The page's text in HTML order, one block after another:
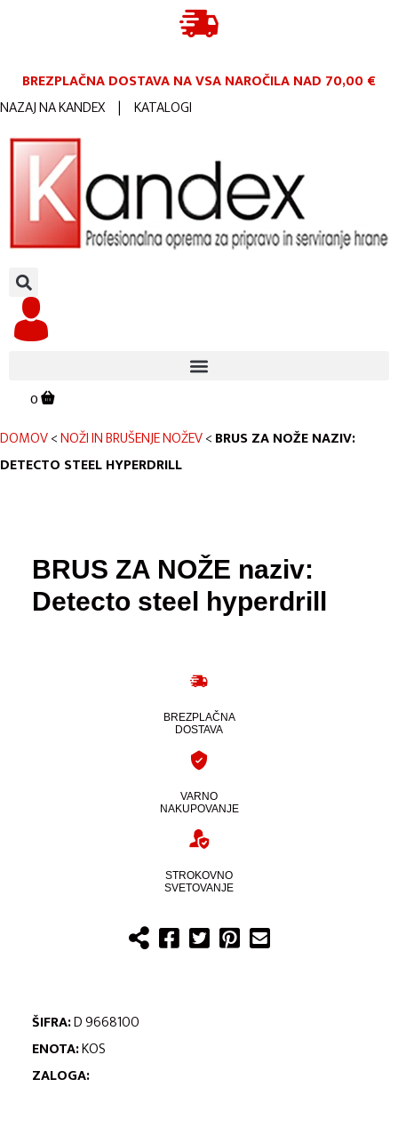
BREZPLAČNA DOSTAVA NA VSA NAROČILANAD 70,00 €
NAZAJ NA KANDEX | KATALOGI
0
DOMOV<NOŽI IN BRUŠENJE NOŽEV<BRUS ZA NOŽE NAZIV:
DETECTO STEEL HYPERDRILL
BRUS ZA NOŽE naziv:
Detecto steel hyperdrill
BREZPLAČNA
DOSTAVA
VARNO
NAKUPOVANJE
STROKOVNO
SVETOVANJE
ŠIFRA:D 9668100
ENOTA:KOS
ZALOGA: